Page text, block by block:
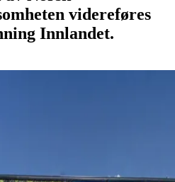
videreføres
Innlandet.